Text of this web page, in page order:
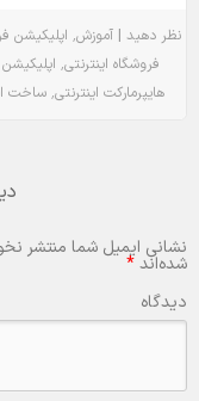
نظر دهید |آموزش٬ اپلیکیشن
فروشگاه اینترنتی٬
هایپرمارکت اینترنتی٬ ساخت
نشانی ایمیل شما منتشر
شده‌اند*
دیدگاه